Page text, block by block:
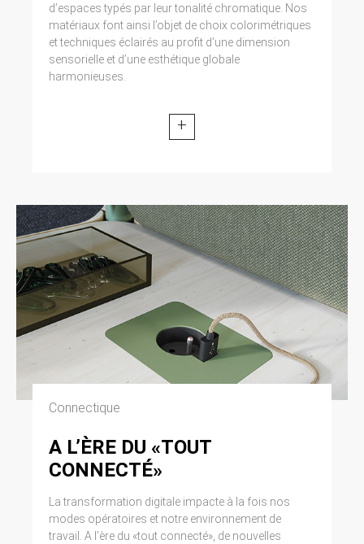
d’espaces typés par leur tonalité chromatique. Nos
matériaux font ainsi l’objet de choix colorimétriques
et techniques éclairés au profit d’une dimension
sensorielle et d’une esthétique globale
harmonieuses.
+
Connectique
A L’ÈRE DU «TOUT
CONNECTÉ»
La transformation digitale impacte à la fois nos
modes opératoires et notre environnement de
travail. A l’ère du «tout connecté», de nouvelles